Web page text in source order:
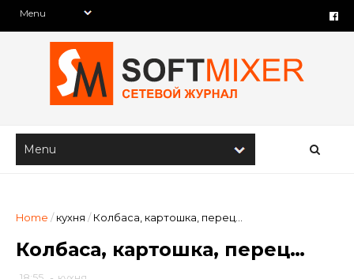
Home / кухня / Колбаса, картошка, перец…
Колбаса, картошка, перец…